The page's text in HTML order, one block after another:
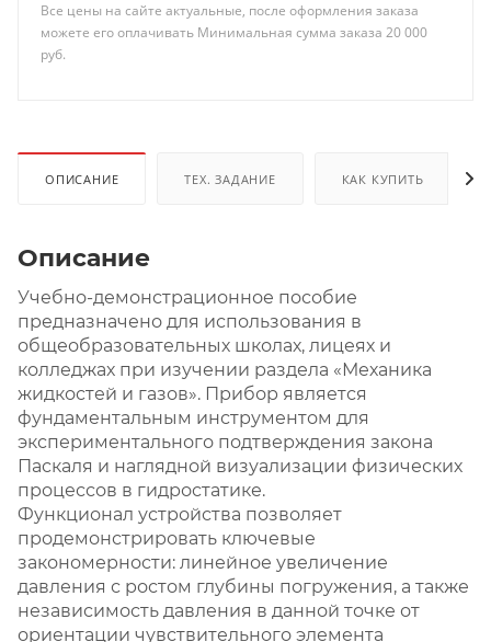
Все цены на сайте актуальные, после оформления заказа
можете его оплачивать Минимальная сумма заказа 20 000
руб.
ОПИСАНИЕ ТЕХ. ЗАДАНИЕ КАК КУПИТЬ
Описание
Учебно-демонстрационное пособие
предназначено для использования в
общеобразовательных школах, лицеях и
колледжах при изучении раздела «Механика
жидкостей и газов». Прибор является
фундаментальным инструментом для
экспериментального подтверждения закона
Паскаля и наглядной визуализации физических
процессов в гидростатике.
Функционал устройства позволяет
продемонстрировать ключевые
закономерности: линейное увеличение
давления с ростом глубины погружения, а также
независимость давления в данной точке от
ориентации чувствительного элемента